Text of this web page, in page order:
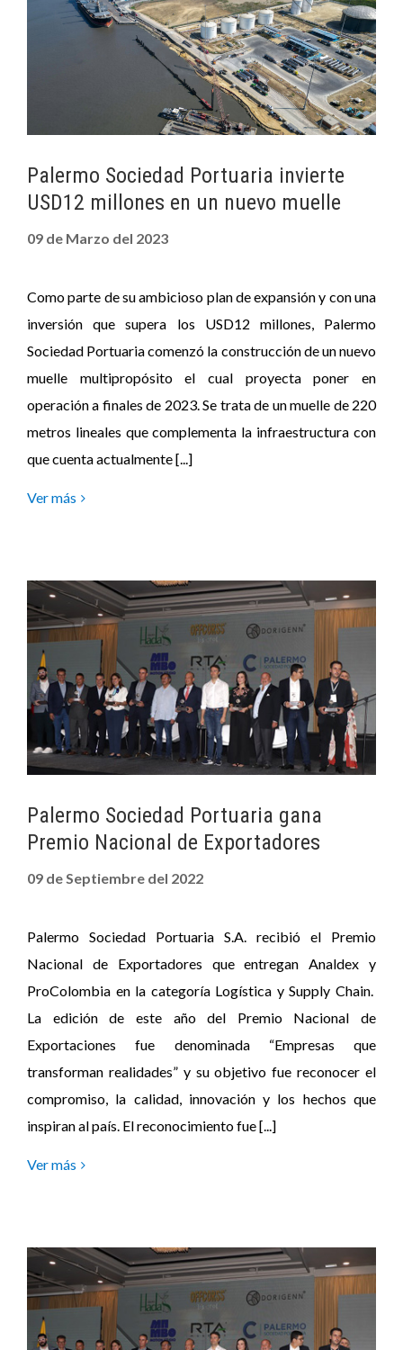
Palermo Sociedad Portuaria invierte
USD12 millones en un nuevo muelle
09 de Marzo del 2023
Como parte de su ambicioso plan de expansión y con una
inversión que supera los USD12 millones, Palermo
Sociedad Portuaria comenzó la construcción de un nuevo
muelle multipropósito el cual proyecta poner en
operación a finales de 2023. Se trata de un muelle de 220
metros lineales que complementa la infraestructura con
que cuenta actualmente [...]
Ver más
Palermo Sociedad Portuaria gana
Premio Nacional de Exportadores
09 de Septiembre del 2022
Palermo Sociedad Portuaria S.A. recibió el Premio
Nacional de Exportadores que entregan Analdex y
ProColombia en la categoría Logística y Supply Chain.
La edición de este año del Premio Nacional de
Exportaciones fue denominada “Empresas que
transforman realidades” y su objetivo fue reconocer el
compromiso, la calidad, innovación y los hechos que
inspiran al país. El reconocimiento fue [...]
Ver más